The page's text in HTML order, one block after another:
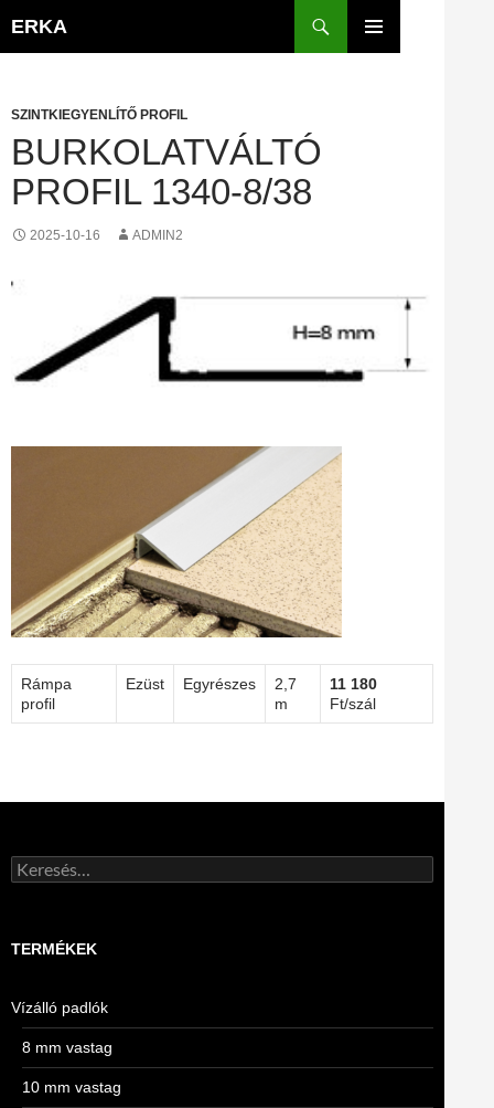
ERKA
SZINTKIEGYENLÍTŐ PROFIL
BURKOLATVÁLTÓ
PROFIL 1340-8/38
2025-10-16 ADMIN2
Rámpa
profil
Ezüst Egyrészes
2,7
m
11 180
Ft/szál
Keresés:
TERMÉKEK
Vízálló padlók
8 mm vastag
10 mm vastag